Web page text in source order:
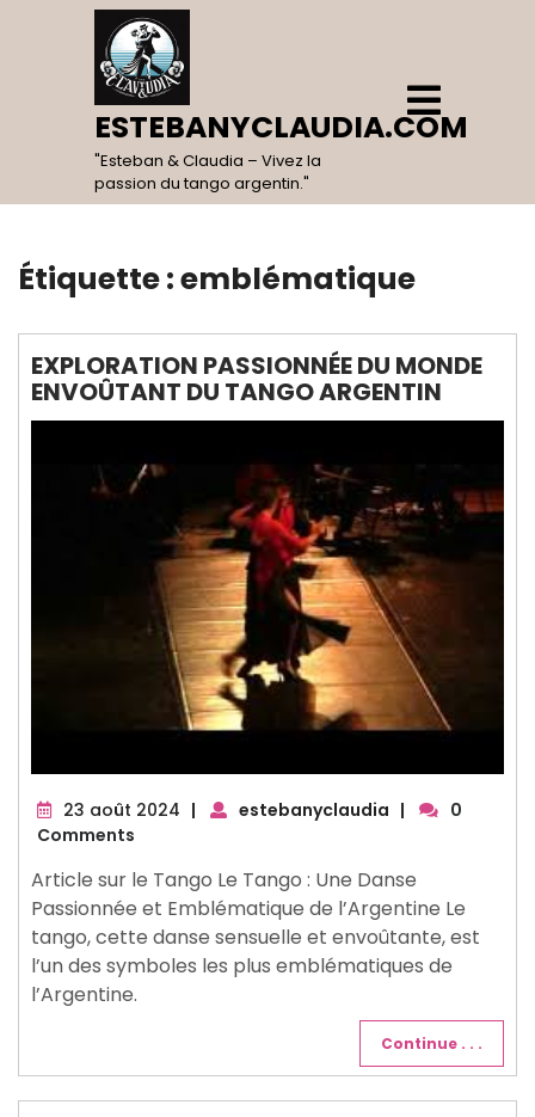
ESTEBANYCLAUDIA.COM
"Esteban & Claudia – Vivez la
passion du tango argentin."
Open
Menu
Étiquette :emblématique
EXPLORATION PASSIONNÉE DU MONDE
ENVOÛTANT DU TANGO ARGENTIN
23 août 2024 23
| estebanyclaudia |
0
Comments
Article sur le Tango Le Tango : Une Danse
Passionnée et Emblématique de l’Argentine Le
tango, cette danse sensuelle et envoûtante, est
l’un des symboles les plus emblématiques de
l’Argentine.
Continue . . .